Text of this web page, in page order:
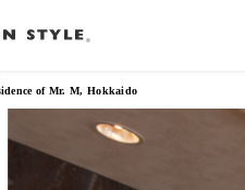
of Mr. M, Hokkaido